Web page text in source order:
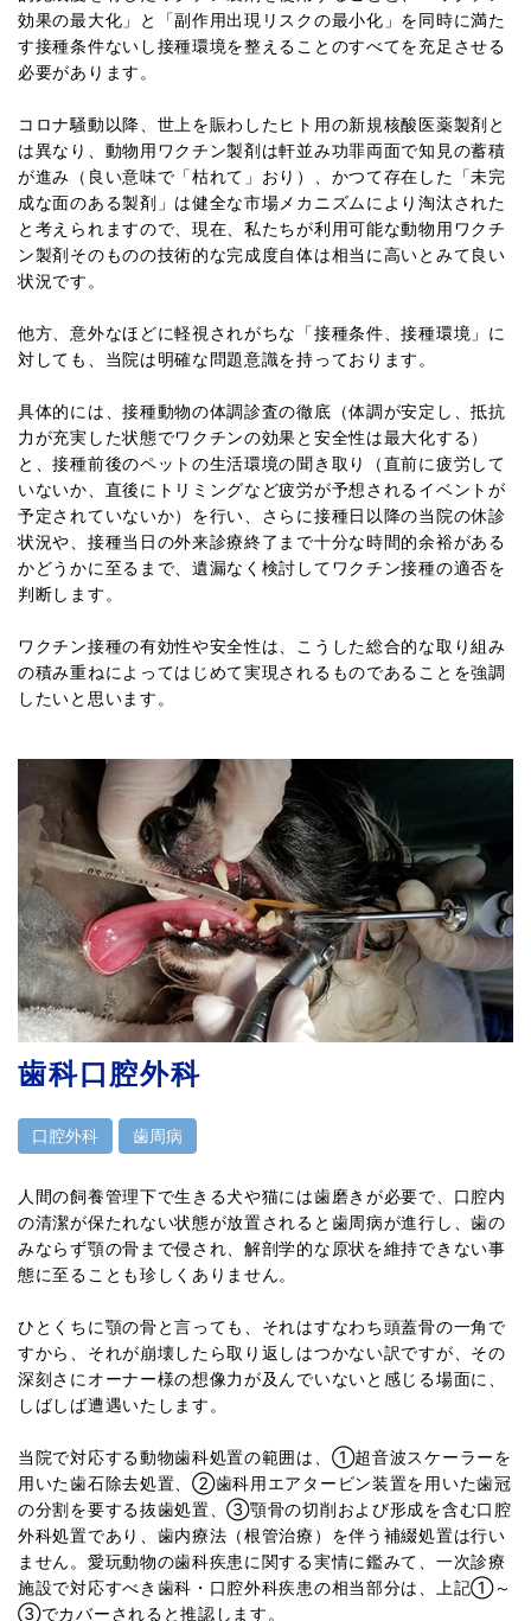
効果の最大化」と「副作用出現リスクの最小化」を同時に満た
す接種条件ないし接種環境を整えることのすべてを充足させる
必要があります。
コロナ騒動以降、世上を賑わしたヒト用の新規核酸医薬製剤と
は異なり、動物用ワクチン製剤は軒並み功罪両面で知見の蓄積
が進み（良い意味で「枯れて」おり）、かつて存在した「未完
成な面のある製剤」は健全な市場メカニズムにより淘汰された
と考えられますので、現在、私たちが利用可能な動物用ワクチ
ン製剤そのものの技術的な完成度自体は相当に高いとみて良い
状況です。
他方、意外なほどに軽視されがちな「接種条件、接種環境」に
対しても、当院は明確な問題意識を持っております。
具体的には、接種動物の体調診査の徹底（体調が安定し、抵抗
力が充実した状態でワクチンの効果と安全性は最大化する）
と、接種前後のペットの生活環境の聞き取り（直前に疲労して
いないか、直後にトリミングなど疲労が予想されるイベントが
予定されていないか）を行い、さらに接種日以降の当院の休診
状況や、接種当日の外来診療終了まで十分な時間的余裕がある
かどうかに至るまで、遺漏なく検討してワクチン接種の適否を
判断します。
ワクチン接種の有効性や安全性は、こうした総合的な取り組み
の積み重ねによってはじめて実現されるものであることを強調
したいと思います。
歯科口腔外科
口腔外科 歯周病
人間の飼養管理下で生きる犬や猫には歯磨きが必要で、口腔内
の清潔が保たれない状態が放置されると歯周病が進行し、歯の
みならず顎の骨まで侵され、解剖学的な原状を維持できない事
態に至ることも珍しくありません。
ひとくちに顎の骨と言っても、それはすなわち頭蓋骨の一角で
すから、それが崩壊したら取り返しはつかない訳ですが、その
深刻さにオーナー様の想像力が及んでいないと感じる場面に、
しばしば遭遇いたします。
当院で対応する動物歯科処置の範囲は、①超音波スケーラーを
用いた歯石除去処置、②歯科用エアタービン装置を用いた歯冠
の分割を要する抜歯処置、③顎骨の切削および形成を含む口腔
外科処置であり、歯内療法（根管治療）を伴う補綴処置は行い
ません。愛玩動物の歯科疾患に関する実情に鑑みて、一次診療
施設で対応すべき歯科・口腔外科疾患の相当部分は、上記①～
③でカバーされると推認します。